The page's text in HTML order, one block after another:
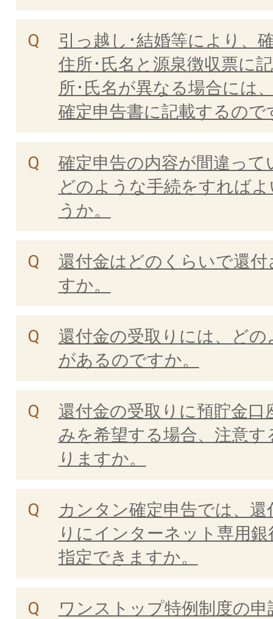
引っ越し･結婚等により、
住所･氏名と源泉徴収票に
所･氏名が異なる場合には
確定申告書に記載するので
確定申告の内容が間違って
どのような手続をすれば
うか。
還付金はどのくらいで還
すか。
還付金の受取りには、どの
があるのですか。
還付金の受取りに預貯金口
みを希望する場合、注意
りますか。
カンタン確定申告では、還
りにインターネット専用
指定できますか。
ワンストップ特例制度の